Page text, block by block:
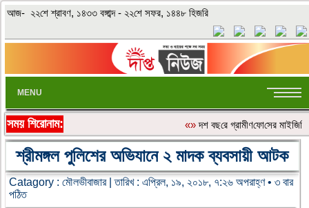
আজ- ২২শে শ্রাবণ, ১৪৩৩ বঙ্গাব্দ - ২২শে সফর, ১৪৪৮ হিজরি
MENU
সময় শিরোনাম: «»দশ বছ‌রে গ্রামীণ‌ফো‌সের
শ্রীমঙ্গল পুলিশের অভিযানে ২ মাদক ব্যবসায়ী আটক
Catagory : মৌলভীবাজার| তারিখ : এপ্রিল, ১৯, ২০১৮, ৭:২৬ অপরাহ্ণ • ৩ বার
পঠিত